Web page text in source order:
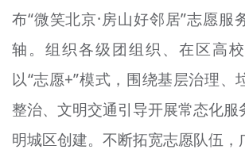
布“微笑北京·房山好邻居”志愿服
轴。组织各级团组织、在区高
以“志愿+”模式，围绕基层治理、
整治、文明交通引导开展常态化服
明城区创建。不断拓宽志愿队伍，